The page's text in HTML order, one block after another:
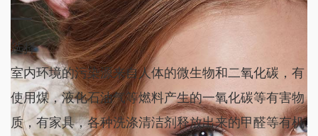
选择
室内环境的污染源来自人体的微生物和二氧化碳，有
使用煤，液化石油气等燃料产生的一氧化碳等有害物
质，有家具，各种洗涤清洁剂释放出来的甲醛等有机